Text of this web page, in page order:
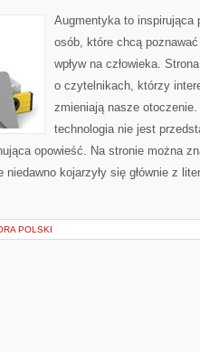
Augmentyka to inspirująca
osób, które chcą
wpływ na człowieka.
o czytelnikach, którzy
zmieniają nasze
technologia nie jest
opowieść. Na stronie można
kojarzyły się głównie z
POLSKI